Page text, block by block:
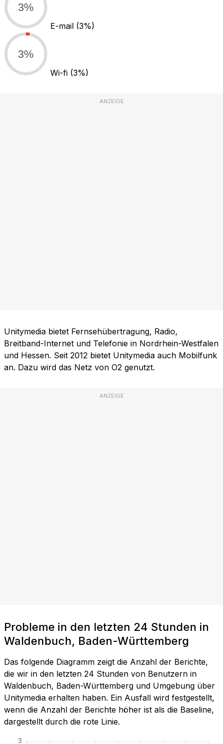
3%
E-mail (3%)
3%
Wi-fi (3%)
ANZEIGE
Unitymedia bietet Fernsehübertragung, Radio,
Breitband-Internet und Telefonie in Nordrhein-Westfalen
und Hessen. Seit 2012 bietet Unitymedia auch Mobilfunk
an. Dazu wird das Netz von O2 genutzt.
ANZEIGE
Probleme in den letzten 24 Stunden in
Waldenbuch, Baden-Württemberg
Das folgende Diagramm zeigt die Anzahl der Berichte,
die wir in den letzten 24 Stunden von Benutzern in
Waldenbuch, Baden-Württemberg und Umgebung über
Unitymedia erhalten haben. Ein Ausfall wird festgestellt,
wenn die Anzahl der Berichte höher ist als die Baseline,
dargestellt durch die rote Linie.